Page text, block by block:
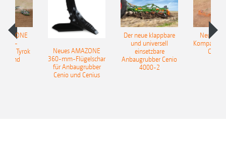
Ebenso verringert die Rückverfestigung die
Austrocknung der gelockerten, obersten
Ideal für Standorte mit schweren oder
steinigen Böden geeignet.
Tyrok
Neues AMAZONE
360-mm-Flügelschar
für Anbaugrubber
Cenio und Cenius
Der neue klappbare
und universell
einsetzbare
Anbaugrubber Cenio
4000-2
Neue